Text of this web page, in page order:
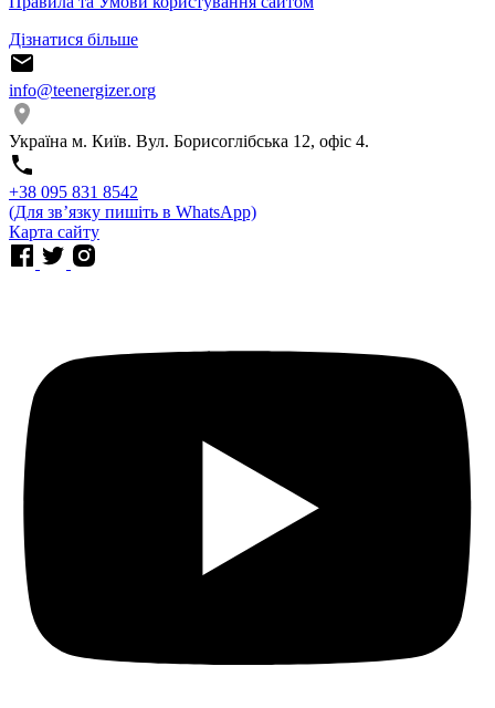
Дізнатися більше
info@teenergizer.org
Україна м. Київ. Вул. Борисоглібська 12, офіс 4.
⁨+38 095 831 8542⁩
(Для звʼязку пишіть в WhatsApp)
Карта сайту